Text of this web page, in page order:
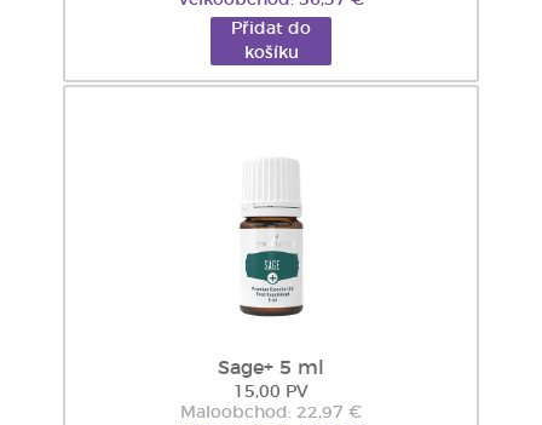
Přidat do
košíku
Sage+ 5 ml
15,00 PV
Maloobchod: 22,97 €